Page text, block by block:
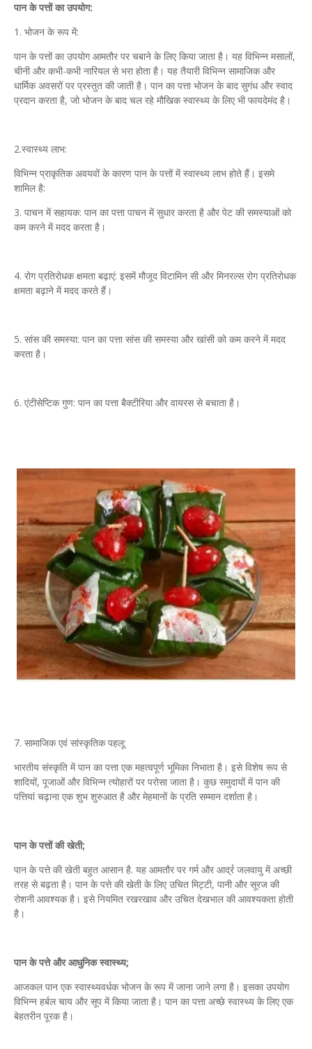
पान के पत्तों का उपयोग:
1. भोजन के रूप में:
पान के पत्तों का उपयोग आमतौर पर चबाने के लिए किया जाता है। यह विभिन्न मसालों,
चीनी और कभी-कभी नारियल से भरा होता है। यह तैयारी विभिन्न सामाजिक और
धार्मिक अवसरों पर प्रस्तुत की जाती है। पान का पत्ता भोजन के बाद सुगंध और स्वाद
प्रदान करता है, जो भोजन के बाद चल रहे मौखिक स्वास्थ्य के लिए भी फायदेमंद है।
2.स्वास्थ्य लाभ:
विभिन्न प्राकृतिक अवयवों के कारण पान के पत्तों में स्वास्थ्य लाभ होते हैं। इसमे
शामिल है:
3. पाचन में सहायक: पान का पत्ता पाचन में सुधार करता है और पेट की समस्याओं को
कम करने में मदद करता है।
4. रोग प्रतिरोधक क्षमता बढ़ाएं: इसमें मौजूद विटामिन सी और मिनरल्स रोग प्रतिरोधक
क्षमता बढ़ाने में मदद करते हैं।
5. सांस की समस्या: पान का पत्ता सांस की समस्या और खांसी को कम करने में मदद
करता है।
6. एंटीसेप्टिक गुण: पान का पत्ता बैक्टीरिया और वायरस से बचाता है।
7. सामाजिक एवं सांस्कृतिक पहलू:
भारतीय संस्कृति में पान का पत्ता एक महत्वपूर्ण भूमिका निभाता है। इसे विशेष रूप से
शादियों, पूजाओं और विभिन्न त्योहारों पर परोसा जाता है। कुछ समुदायों में पान की
पत्तियां चढ़ाना एक शुभ शुरुआत है और मेहमानों के प्रति सम्मान दर्शाता है।
पान के पत्तों की खेती;
पान के पत्ते की खेती बहुत आसान है. यह आमतौर पर गर्म और आर्द्र जलवायु में अच्छी
तरह से बढ़ता है। पान के पत्ते की खेती के लिए उचित मिट्टी, पानी और सूरज की
रोशनी आवश्यक है। इसे नियमित रखरखाव और उचित देखभाल की आवश्यकता होती
है।
पान के पत्ते और आधुनिक स्वास्थ्य;
आजकल पान एक स्वास्थ्यवर्धक भोजन के रूप में जाना जाने लगा है। इसका उपयोग
विभिन्न हर्बल चाय और सूप में किया जाता है। पान का पत्ता अच्छे स्वास्थ्य के लिए एक
बेहतरीन पूरक है।